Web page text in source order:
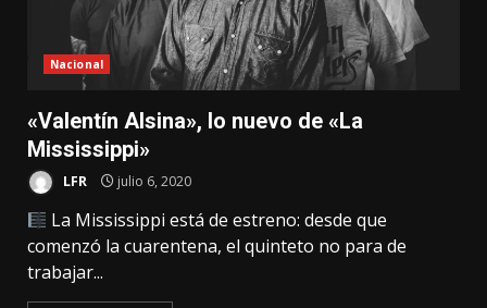
Nacional
«Valentín Alsina», lo nuevo de «La
Mississippi»
LFR julio 6, 2020
La Mississippi está de estreno: desde que
comenzó la cuarentena, el quinteto no para de
trabajar...